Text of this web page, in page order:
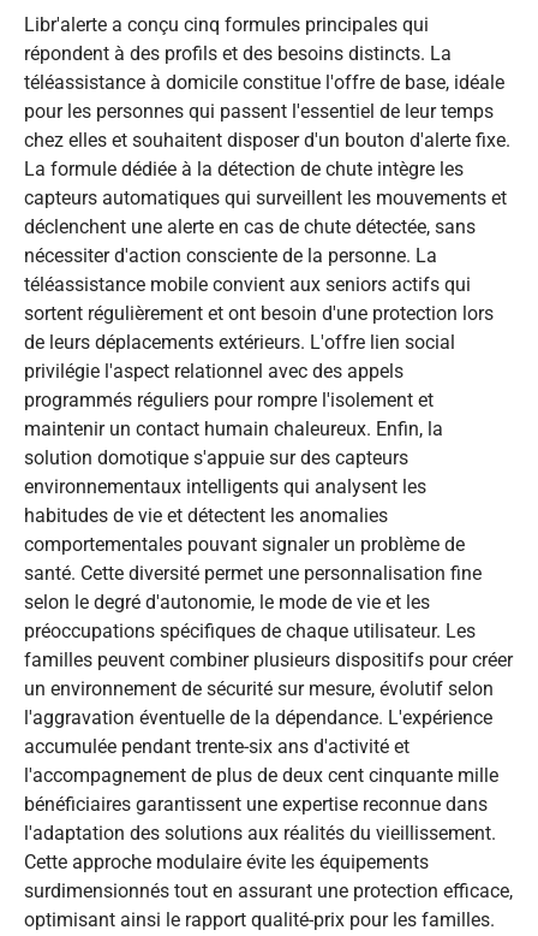
Libr'alerte a conçu cinq formules principales qui
répondent à des profils et des besoins distincts. La
téléassistance à domicile constitue l'offre de base, idéale
pour les personnes qui passent l'essentiel de leur temps
chez elles et souhaitent disposer d'un bouton d'alerte fixe.
La formule dédiée à la détection de chute intègre les
capteurs automatiques qui surveillent les mouvements et
déclenchent une alerte en cas de chute détectée, sans
nécessiter d'action consciente de la personne. La
téléassistance mobile convient aux seniors actifs qui
sortent régulièrement et ont besoin d'une protection lors
de leurs déplacements extérieurs. L'offre lien social
privilégie l'aspect relationnel avec des appels
programmés réguliers pour rompre l'isolement et
maintenir un contact humain chaleureux. Enfin, la
solution domotique s'appuie sur des capteurs
environnementaux intelligents qui analysent les
habitudes de vie et détectent les anomalies
comportementales pouvant signaler un problème de
santé. Cette diversité permet une personnalisation fine
selon le degré d'autonomie, le mode de vie et les
préoccupations spécifiques de chaque utilisateur. Les
familles peuvent combiner plusieurs dispositifs pour créer
un environnement de sécurité sur mesure, évolutif selon
l'aggravation éventuelle de la dépendance. L'expérience
accumulée pendant trente-six ans d'activité et
l'accompagnement de plus de deux cent cinquante mille
bénéficiaires garantissent une expertise reconnue dans
l'adaptation des solutions aux réalités du vieillissement.
Cette approche modulaire évite les équipements
surdimensionnés tout en assurant une protection efficace,
optimisant ainsi le rapport qualité-prix pour les familles.